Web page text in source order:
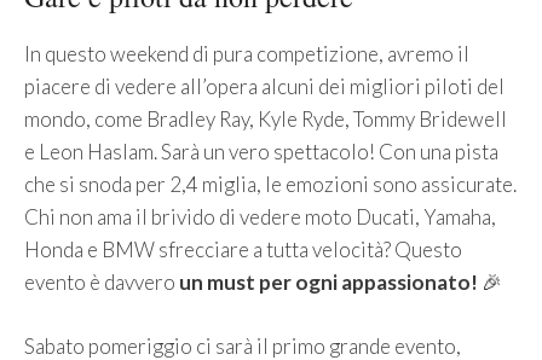
In questo weekend di pura competizione, avremo il
piacere di vedere all’opera alcuni dei migliori piloti del
mondo, come Bradley Ray, Kyle Ryde, Tommy Bridewell
e Leon Haslam. Sarà un vero spettacolo! Con una pista
che si snoda per 2,4 miglia, le emozioni sono assicurate.
Chi non ama il brivido di vedere moto Ducati, Yamaha,
Honda e BMW sfrecciare a tutta velocità? Questo
evento è davvero un must per ogni appassionato! 🎉
Sabato pomeriggio ci sarà il primo grande evento,